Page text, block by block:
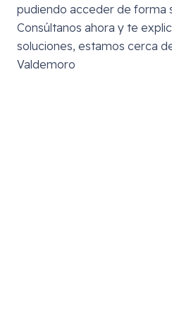
pudiendo acceder de forma
Consúltanos ahora y te
soluciones, estamos cerca
Valdemoro